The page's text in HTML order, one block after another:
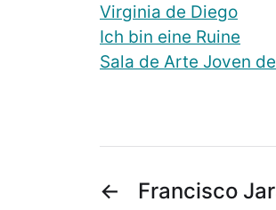
Virginia de Diego
Ich bin eine Ruine
Sala de Arte Joven
← Francisco